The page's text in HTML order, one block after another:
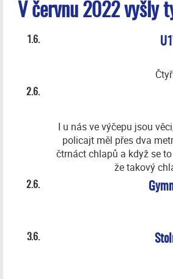
V červnu 2022 vyšly
1.6.
2.6.
I u nás ve výčepu jsou
policajt měl přes dva
čtrnáct chlapů a když se
že takový
2.6.
3.6.